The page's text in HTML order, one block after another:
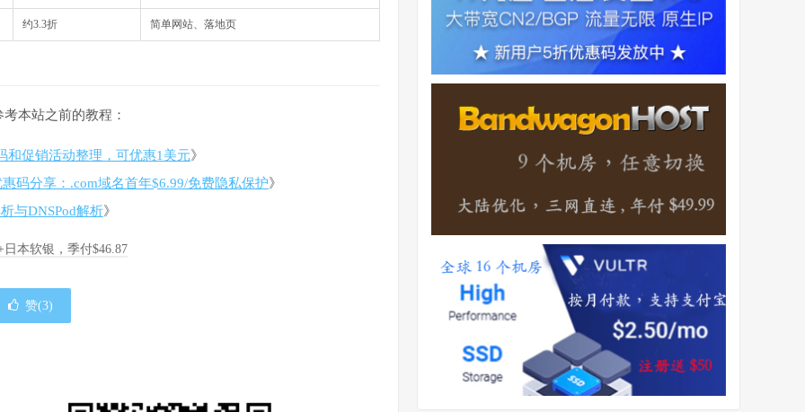
约3.3折 简单网站、落地页
本站之前的教程：
和促销活动整理，可优惠1美元》
码分享：.com域名首年$6.99/免费隐私保护》
与DNSPod解析》
本软银，季付$46.87
赞(3)